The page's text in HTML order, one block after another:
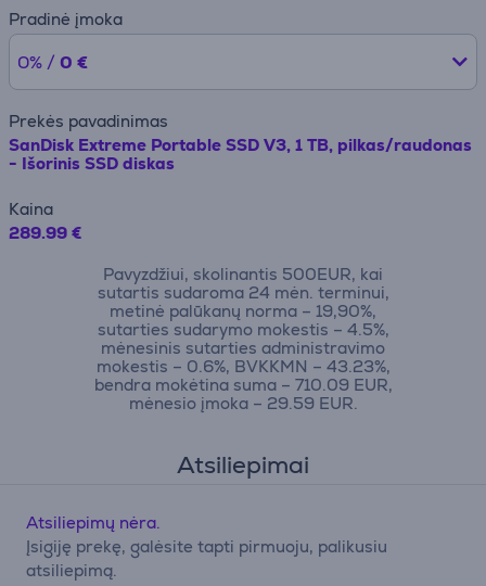
Pradinė įmoka
0% / 0 €
Prekės pavadinimas
SanDisk Extreme Portable SSD V3, 1 TB, pilkas/raudonas
- Išorinis SSD diskas
Kaina
289.99 €
Pavyzdžiui, skolinantis 500EUR, kai
sutartis sudaroma 24 mėn. terminui,
metinė palūkanų norma – 19,90%,
sutarties sudarymo mokestis – 4.5%,
mėnesinis sutarties administravimo
mokestis – 0.6%, BVKKMN – 43.23%,
bendra mokėtina suma – 710.09 EUR,
mėnesio įmoka – 29.59 EUR.
Atsiliepimai
Atsiliepimų nėra.
Įsigiję prekę, galėsite tapti pirmuoju, palikusiu
atsiliepimą.